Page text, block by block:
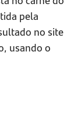
pela
no site
usando o